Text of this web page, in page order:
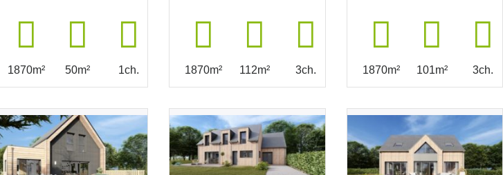
1870m² 50m² 1ch. 1870m² 112m² 3ch. 1870m² 101m² 3ch.